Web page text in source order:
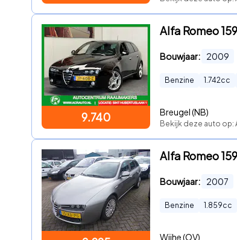
9.740
Alfa Romeo
Bouwjaar: 2009
Benzine 1.742cc
Breugel (NB)
Bekijk deze auto op:
Alfa Romeo
Bouwjaar: 2007
Benzine 1.859cc
Wijhe (OV)